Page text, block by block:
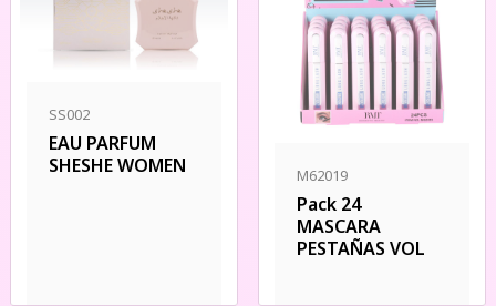
SS002
EAU PARFUM
SHESHE WOMEN
M62019
Pack 24
MASCARA
PESTAÑAS VOL